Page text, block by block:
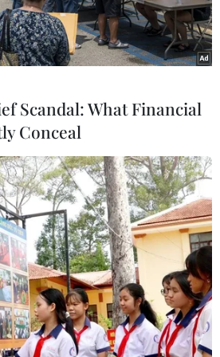
họa. (Nguồn: AFP)
dù Công an thành phố Hà
quan thông tấn, báo chí có
người dân về việc các đối
dụng công nghệ Deepfake
giả mạo với hình ảnh và
Scandal: What Financial
Conceal